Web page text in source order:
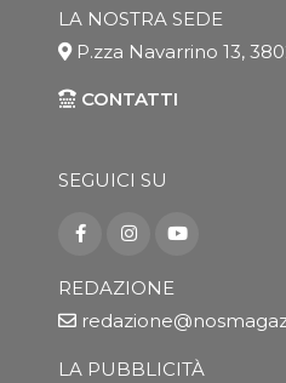
LA NOSTRA SEDE
P.zza Navarrino 13,
CONTATTI
SEGUICI SU
REDAZIONE
LA PUBBLICITÀ